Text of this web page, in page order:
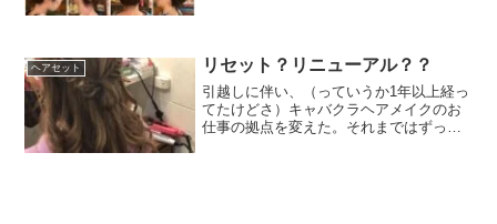
く。ひたちなかのお祭り...
ヘアセット リセット？リニューアル？？
引越しに伴い、（っていうか1年以上経っ
てたけどさ）キャバクラヘアメイクのお
仕事の拠点を変えた。それまではずっ